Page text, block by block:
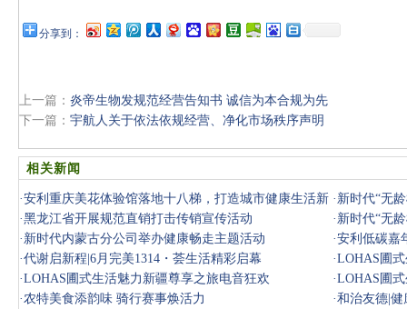
分享到：
上一篇： 炎帝生物发规范经营告知书 诚信为本合规为先
下一篇： 宇航人关于依法依规经营、净化市场秩序声明
相关新闻
·安利重庆美花体验馆落地十八梯，打造城市健康生活新
地标
· 新时代“无
·黑龙江省开展规范直销打击传销宣传活动 · 新时代“无
· 新时代内蒙古分公司举办健康畅走主题活动 ·安利低碳嘉
·代谢启新程|6月完美1314・荟生活精彩启幕 ·LOHAS圃
·LOHAS圃式生活魅力新疆尊享之旅电音狂欢 ·LOHAS圃
·农特美食添韵味 骑行赛事焕活力 ·和治友德|